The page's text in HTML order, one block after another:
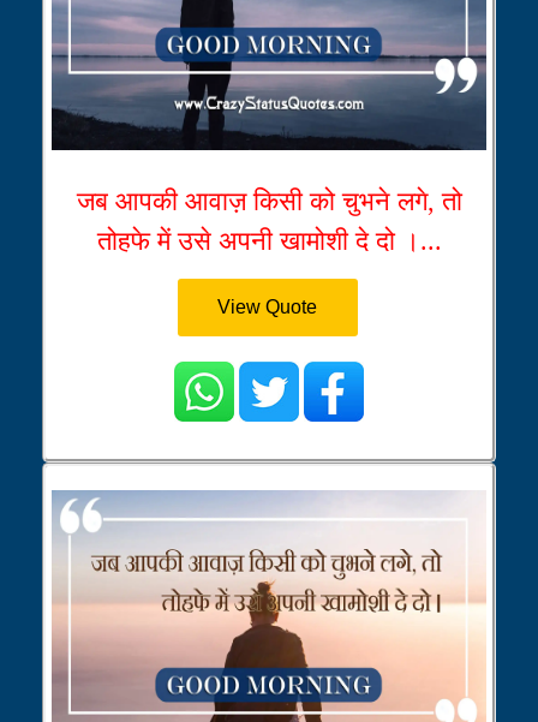
जब आपकी आवाज़ किसी को चुभने लगे, तो
तोहफे में उसे अपनी खामोशी दे दो ।...
View Quote